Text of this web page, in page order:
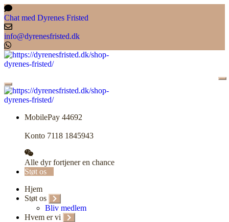
Skip
to
content
Chat med Dyrenes Fristed
info@dyrenesfristed.dk
MobilePay 44692
Konto 7118 1845943
Alle dyr fortjener en chance
Støt os
Hjem
Støt os
Bliv medlem
Hvem er vi